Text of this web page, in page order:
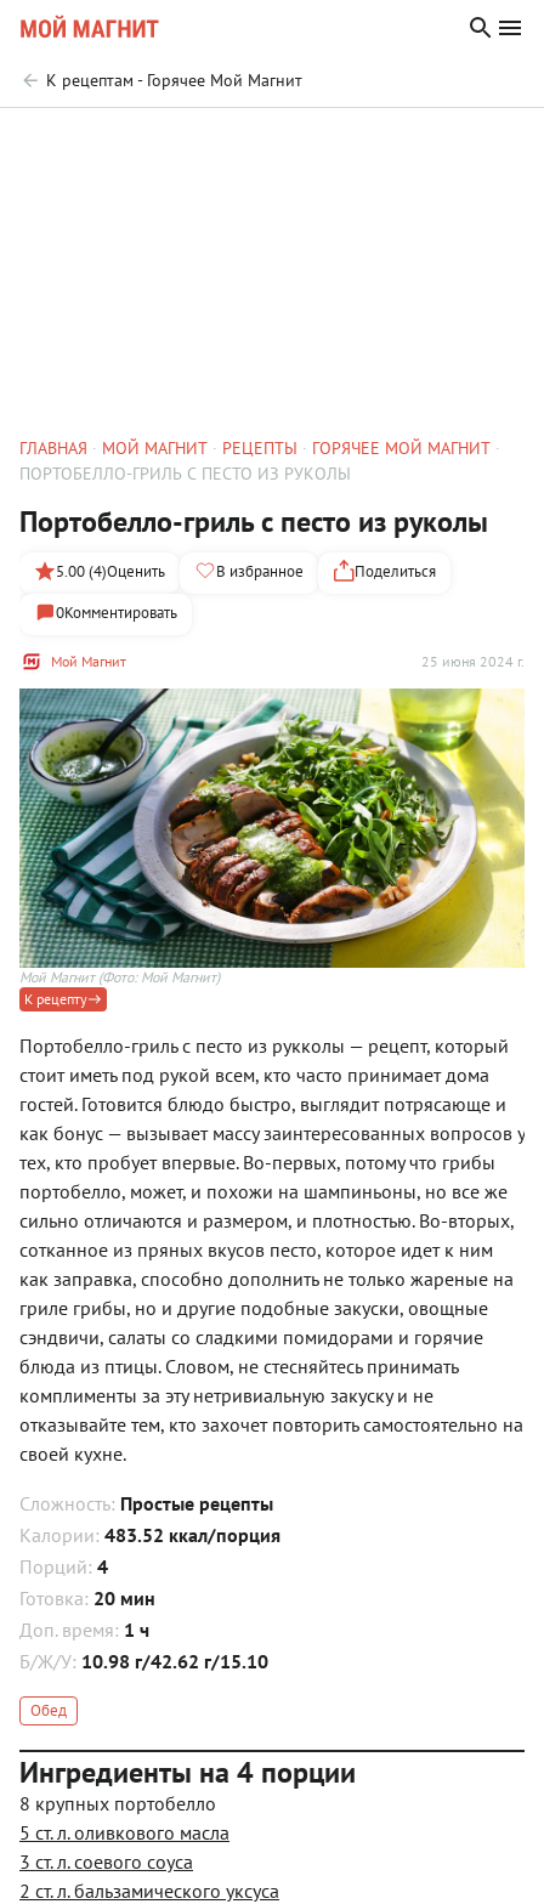
К рецептам - Горячее Мой Магнит
ГЛАВНАЯ МОЙ МАГНИТ РЕЦЕПТЫ
ГОРЯЧЕЕ МОЙ МАГНИТ
ПОРТОБЕЛЛО-ГРИЛЬ С ПЕСТО ИЗ РУКОЛЫ
Портобелло-гриль с песто из руколы
Мой Магнит 25 июня 2024 г.
5.00 (4)Оценить В избранное
Поделиться
0Комментировать
Мой Магнит(Фото: Мой Магнит)
К рецепту
Портобелло-гриль с песто из рукколы — рецепт, который
стоит иметь под рукой всем, кто часто принимает дома
гостей. Готовится блюдо быстро, выглядит потрясающе и
как бонус — вызывает массу заинтересованных вопросов у
тех, кто пробует впервые. Во-первых, потому что грибы
портобелло, может, и похожи на шампиньоны, но все же
сильно отличаются и размером, и плотностью. Во-вторых,
сотканное из пряных вкусов песто, которое идет к ним
как заправка, способно дополнить не только жареные на
гриле грибы, но и другие подобные закуски, овощные
сэндвичи, салаты со сладкими помидорами и горячие
блюда из птицы. Словом, не стесняйтесь принимать
комплименты за эту нетривиальную закуску и не
отказывайте тем, кто захочет повторить самостоятельно на
своей кухне.
Сложность: Простые рецепты
Калории: 483.52 ккал/порция
Порций: 4
Готовка: 20 мин
Доп. время: 1 ч
Б/Ж/У: 10.98 г/42.62 г/15.10
Обед
Ингредиенты на 4 порции
8 крупных портобелло
5 ст. л. оливкового масла
3 ст. л. соевого соуса
2 ст. л. бальзамического уксуса